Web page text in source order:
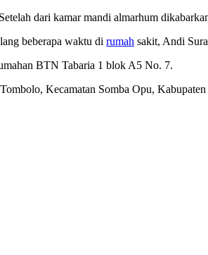
dari kamar mandi almarhum
beberapa waktu di rumah sakit, Andi
BTN Tabaria 1 blok A5 No. 7.
Kecamatan Somba Opu,